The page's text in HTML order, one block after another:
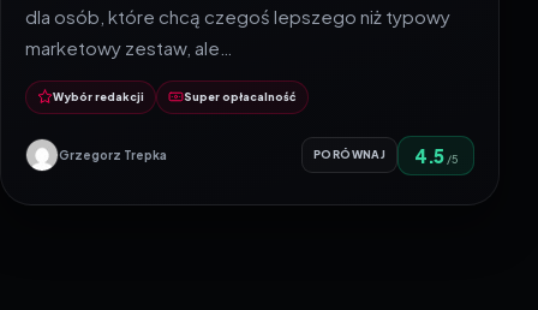
dla osób, które chcą czegoś lepszego niż typowy
marketowy zestaw, ale…
Wybór redakcji Super opłacalność
Grzegorz Trepka PORÓWNAJ 4.5 /5